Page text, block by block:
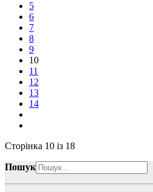
5
6
7
8
9
10
11
12
13
14
Сторінка 10 із 18
Пошук